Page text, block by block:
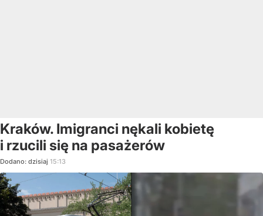
Kraków. Imigranci nękali kobietę
i rzucili się na pasażerów
Dodano: dzisiaj 15:13